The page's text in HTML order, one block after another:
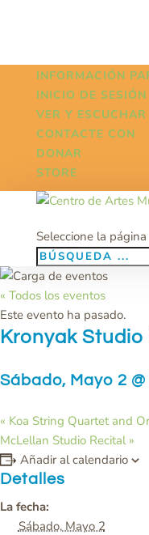
INFORMACIÓN
INICIO DE SESIÓN
VER Y ESCUCHAR
CONTACTE CON
DONAR
STORE
Seleccione la página
« Todos los eventos
Este evento ha pasado.
Kronyak Studio
Sábado, Mayo 2
« Koa String Quartet and
McLellan Studio Recital »
Añadir al calendario
Detalles
La fecha:
Sábado, Mayo 2